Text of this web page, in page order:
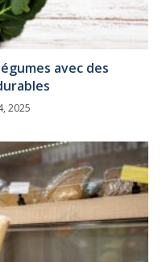
avec des
2025